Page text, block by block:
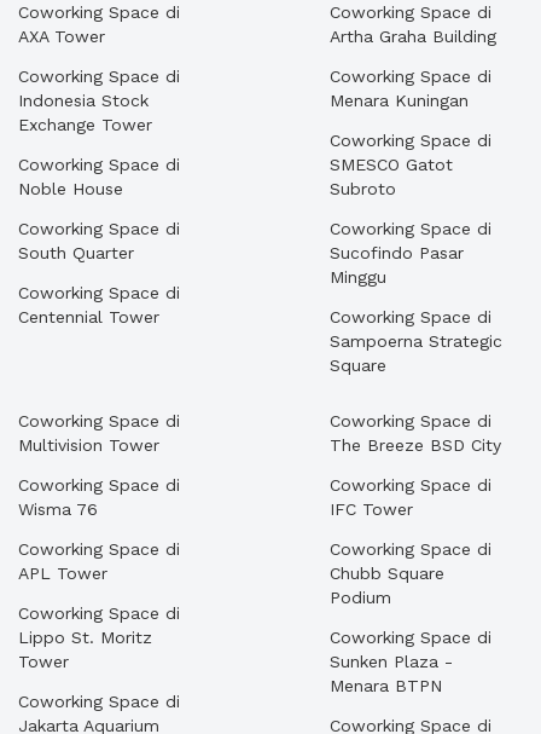
Coworking Space di
AXA Tower
Coworking Space di
Indonesia Stock
Exchange Tower
Coworking Space di
Noble House
Coworking Space di
South Quarter
Coworking Space di
Centennial Tower
Coworking Space di
Artha Graha Building
Coworking Space di
Menara Kuningan
Coworking Space di
SMESCO Gatot
Subroto
Coworking Space di
Sucofindo Pasar
Minggu
Coworking Space di
Sampoerna Strategic
Square
Coworking Space di
Multivision Tower
Coworking Space di
Wisma 76
Coworking Space di
APL Tower
Coworking Space di
Lippo St. Moritz
Tower
Coworking Space di
Jakarta Aquarium
Coworking Space di
The Breeze BSD City
Coworking Space di
IFC Tower
Coworking Space di
Chubb Square
Podium
Coworking Space di
Sunken Plaza -
Menara BTPN
Coworking Space di